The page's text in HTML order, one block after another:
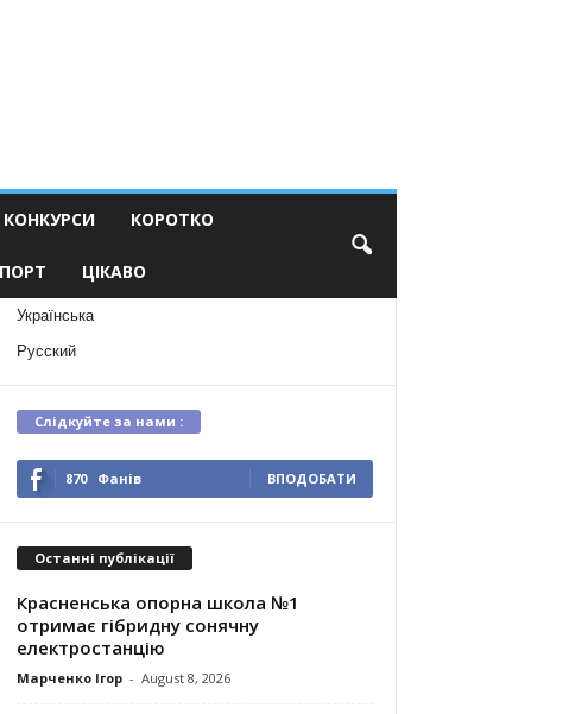
КОНКУРСИ КОРОТКО
ЦІКАВО
Українська
Русский
Слідкуйте за нами :
870 Фанів ВПОДОБАТИ
Останні публікації
Красненська опорна школа №1
отримає гібридну сонячну
електростанцію
Марченко Ігор - August 8, 2026